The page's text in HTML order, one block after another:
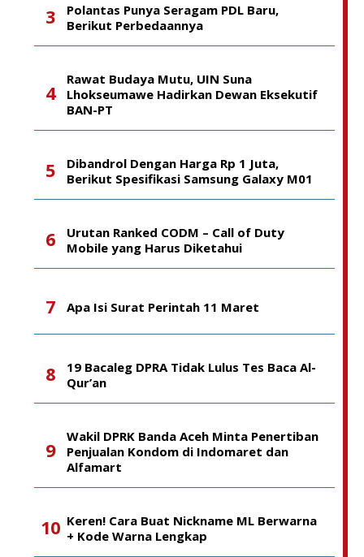
Polantas Punya Seragam PDL Baru,
Berikut Perbedaannya
Rawat Budaya Mutu, UIN Suna
Lhokseumawe Hadirkan Dewan Eksekutif
BAN-PT
Dibandrol Dengan Harga Rp 1 Juta,
Berikut Spesifikasi Samsung Galaxy M01
Urutan Ranked CODM – Call of Duty
Mobile yang Harus Diketahui
Apa Isi Surat Perintah 11 Maret
19 Bacaleg DPRA Tidak Lulus Tes Baca Al-
Qur’an
Wakil DPRK Banda Aceh Minta Penertiban
Penjualan Kondom di Indomaret dan
Alfamart
Keren! Cara Buat Nickname ML Berwarna
+ Kode Warna Lengkap